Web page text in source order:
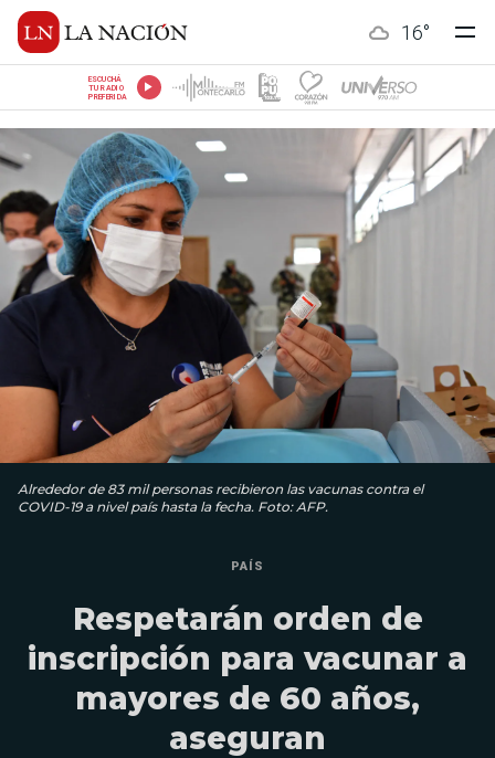
16°
ESCUCHÁ
TU RADIO
PREFERIDA
Alrededor de 83 mil personas recibieron las vacunas contra el
COVID-19 a nivel país hasta la fecha. Foto: AFP.
PAÍS
Respetarán orden de
inscripción para vacunar a
mayores de 60 años,
aseguran